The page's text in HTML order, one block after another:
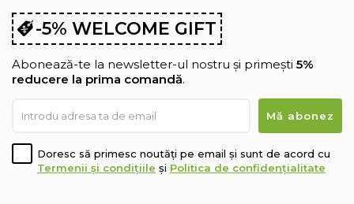
-5% WELCOME GIFT
Abonează-te la newsletter-ul nostru și primești 5%
reducere la prima comandă.
Doresc să primesc noutăți pe email și sunt de acord cu
Termenii și condițiile și Politica de confidențialitate